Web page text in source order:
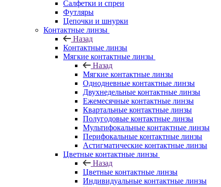
Салфетки и спреи
Футляры
Цепочки и шнурки
Контактные линзы
Назад
Контактные линзы
Мягкие контактные линзы
Назад
Мягкие контактные линзы
Однодневные контактные линзы
Двухнедельные контактные линзы
Ежемесячные контактные линзы
Квартальные контактные линзы
Полугодовые контактные линзы
Мультифокальные контактные линзы
Перифокальные контактные линзы
Астигматические контактные линзы
Цветные контактные линзы
Назад
Цветные контактные линзы
Индивидуальные контактные линзы